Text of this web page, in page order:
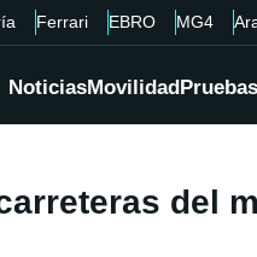
Ferrari EBRO MG4
NoticiasMovilidadPruebas
del